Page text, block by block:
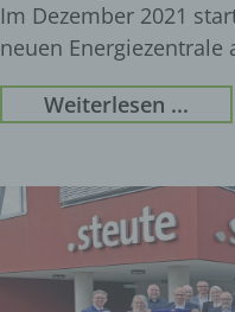
Im Dezember 2021
neuen
Weiterlesen ...